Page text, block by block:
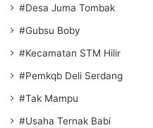
#Desa Juma Tombak
#Gubsu Boby
#Kecamatan STM Hilir
#Pemkqb Deli Serdang
#Tak Mampu
#Usaha Ternak Babi